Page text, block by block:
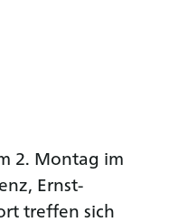
2. Montag im
Ernst-
treffen sich